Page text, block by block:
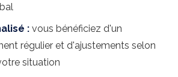
: vous bénéficiez d'un
régulier et d'ajustements selon
situation